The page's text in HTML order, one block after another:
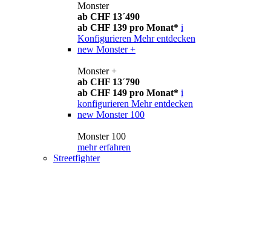
Monster
ab CHF 13´490
ab CHF 139 pro Monat* i
Konfigurieren Mehr entdecken
new Monster +
Monster +
ab CHF 13´790
ab CHF 149 pro Monat* i
konfigurieren Mehr entdecken
new Monster 100
Monster 100
mehr erfahren
Streetfighter